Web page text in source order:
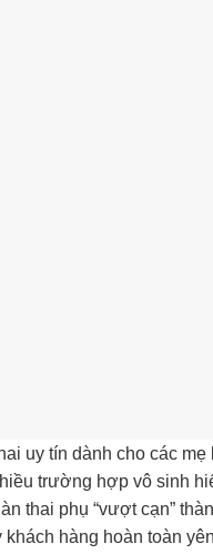
uy tín dành cho các mẹ
trường hợp vô sinh
thai phụ “vượt cạn”
hàng hoàn toàn